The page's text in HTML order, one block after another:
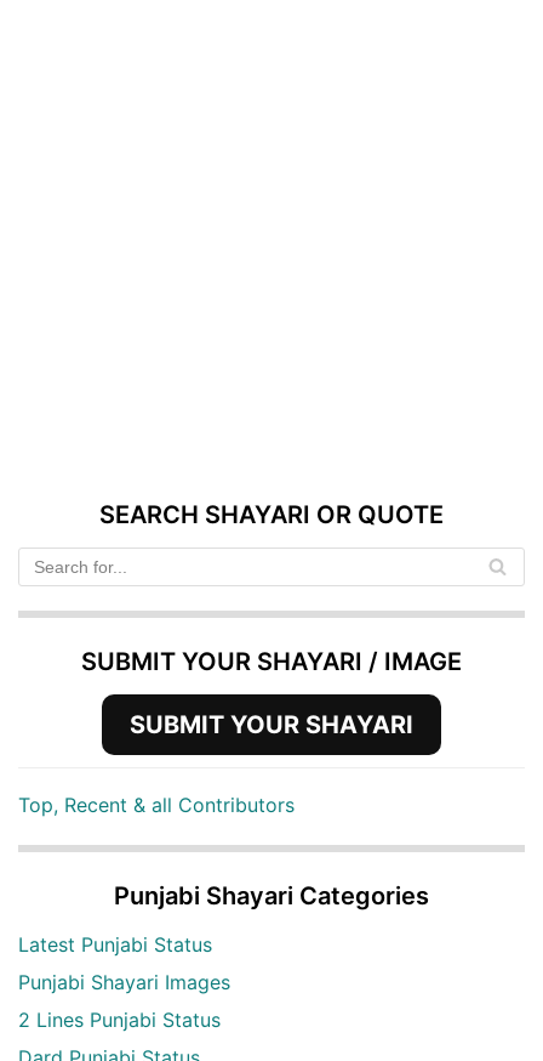
SEARCH SHAYARI OR QUOTE
SUBMIT YOUR SHAYARI / IMAGE
SUBMIT YOUR SHAYARI
Top, Recent & all Contributors
Punjabi Shayari Categories
Latest Punjabi Status
Punjabi Shayari Images
2 Lines Punjabi Status